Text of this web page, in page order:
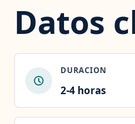
Datos
DURACION
2-4 horas